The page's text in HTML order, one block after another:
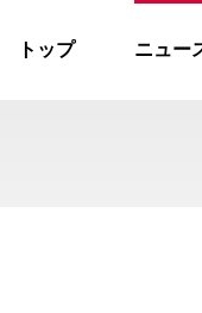
トップ ニュー